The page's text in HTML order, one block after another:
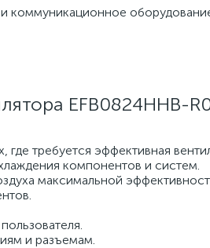
коммуникационное
EFB0824HHB-
требуется эффективная
компонентов и систем.
максимальной
и разъемам.